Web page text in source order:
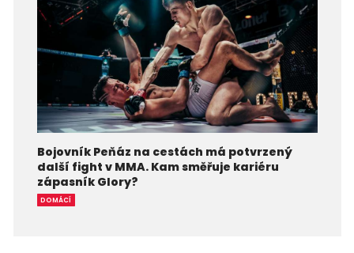
Bojovník Peňáz na cestách má potvrzený
další fight v MMA. Kam směřuje kariéru
zápasník Glory?
DOMÁCÍ